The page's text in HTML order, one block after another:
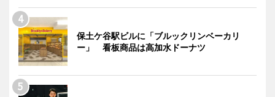
保土ケ谷駅ビルに「ブルックリンベーカリ
ー」 看板商品は高加水ドーナツ